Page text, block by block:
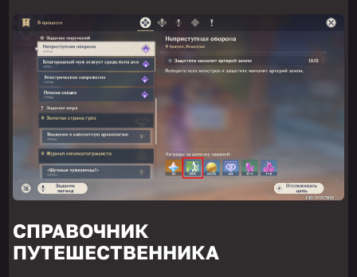
СПРАВОЧНИК
ПУТЕШЕСТВЕННИКА